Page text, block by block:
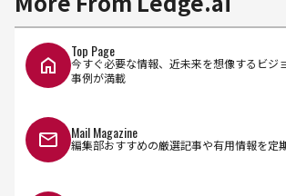
Top Page
今すぐ必要な情報、近未来を想像するビジ
事例が満載
Mail Magazine
編集部おすすめの厳選記事や有用情報を定